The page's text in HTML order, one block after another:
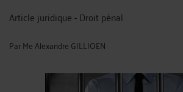
Article juridique - Droit pénal
ParMe Alexandre GILLIOEN